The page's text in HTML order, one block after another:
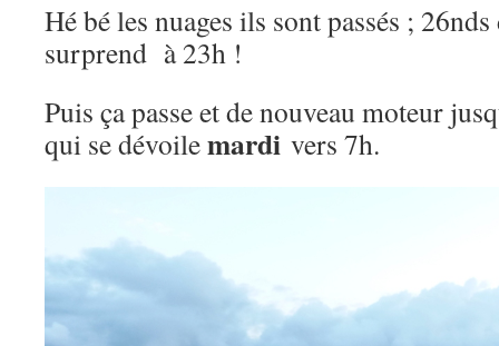
Hé bé les nuages ils sont passés ;
surprend à 23h !
Puis ça passe et de nouveau moteur
qui se dévoilemardi vers 7h.